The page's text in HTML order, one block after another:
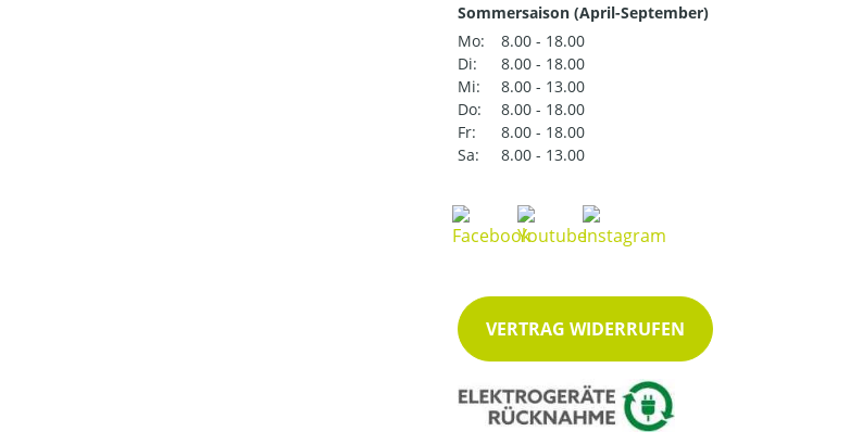
Sommersaison (April-September)
Mo:
8.00 - 18.00
Di:
8.00 - 18.00
Mi:
8.00 - 13.00
Do:
8.00 - 18.00
Fr:
8.00 - 18.00
Sa:
8.00 - 13.00
VERTRAG WIDERRUFEN